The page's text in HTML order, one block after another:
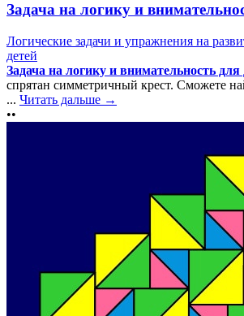
Задача на логику и
Логические задачи и упражнения на
детей
Задача на логику и внимательность для
спрятан симметричный крест. Сможете
... Читать дальше →
••